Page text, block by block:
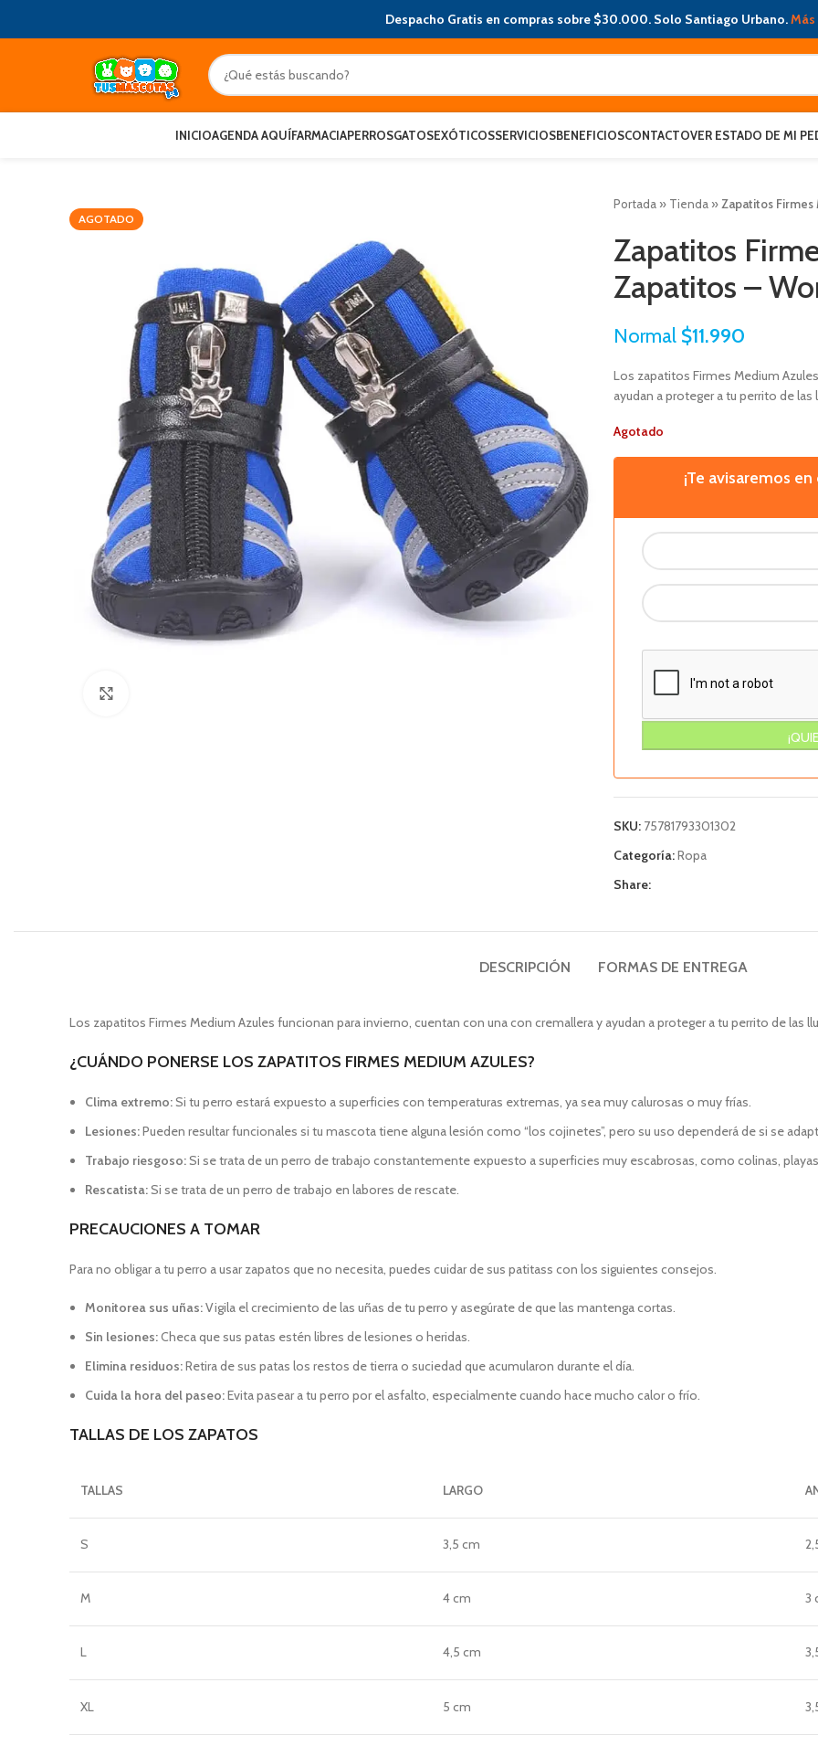
Despacho Gratis en compras sobre $30.000. Solo Santiago Urbano.
INICIOAGENDA AQUÍFARMACIAPERROSGATOSEXÓTICOSSERVICIOSBENEFICIOSCONTACTOVER ESTADO DE MI
AGOTADO
Portada » Tienda » Zapatitos Firmes
Zapatitos
Zapatitos –
Normal $11.990
Los zapatitos Firmes Medium
ayudan a proteger a tu perrito de
Agotado
¡Te avisaremos
SKU: 75781793301302
Categoría:Ropa
Share:
DESCRIPCIÓN FORMAS DE ENTREGA
Los zapatitos Firmes Medium Azules funcionan para invierno, cuentan con una con cremallera y ayudan a proteger a tu perrito de las
¿CUÁNDO PONERSE LOS ZAPATITOS FIRMES MEDIUM AZULES?
Clima extremo:Si tu perro estará expuesto a superficies con temperaturas extremas, ya sea muy calurosas o muy frías.
Lesiones:Pueden resultar funcionales si tu mascota tiene alguna lesión como “los cojinetes”, pero su uso dependerá de si se
Trabajo riesgoso:Si se trata de un perro de trabajo constantemente expuesto a superficies muy escabrosas, como colinas,
Rescatista:Si se trata de un perro de trabajo en labores de rescate.
PRECAUCIONES A TOMAR
Para no obligar a tu perro a usar zapatos que no necesita, puedes cuidar de sus patitass con los siguientes consejos.
Monitorea sus uñas:Vigila el crecimiento de las uñas de tu perro y asegúrate de que las mantenga cortas.
Sin lesiones:Checa que sus patas estén libres de lesiones o heridas.
Elimina residuos:Retira de sus patas los restos de tierra o suciedad que acumularon durante el día.
Cuida la hora del paseo:Evita pasear a tu perro por el asfalto, especialmente cuando hace mucho calor o frío.
TALLAS DE LOS ZAPATOS
TALLAS LARGO
S 3,5 cm
M 4 cm 3
L 4,5 cm
XL 5 cm